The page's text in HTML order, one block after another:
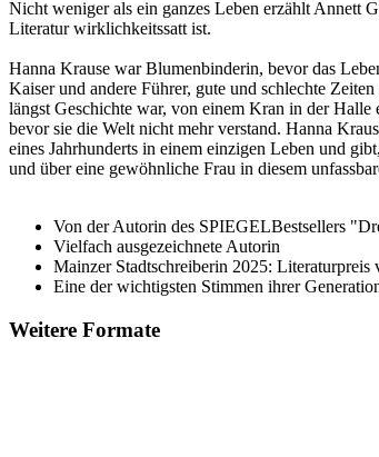
Nicht weniger als ein ganzes Leben erzählt Annett
Literatur wirklichkeitssatt ist.
Hanna Krause war Blumenbinderin, bevor das
Kaiser und andere Führer, gute und schlechte
längst Geschichte war, von einem Kran in der
bevor sie die Welt nicht mehr verstand. Hanna
eines Jahrhunderts in einem einzigen Leben und
und über eine gewöhnliche Frau in diesem
Von der Autorin des SPIEGELBestsellers
Vielfach ausgezeichnete Autorin
Mainzer Stadtschreiberin 2025:
Eine der wichtigsten Stimmen ihrer
Weitere Formate